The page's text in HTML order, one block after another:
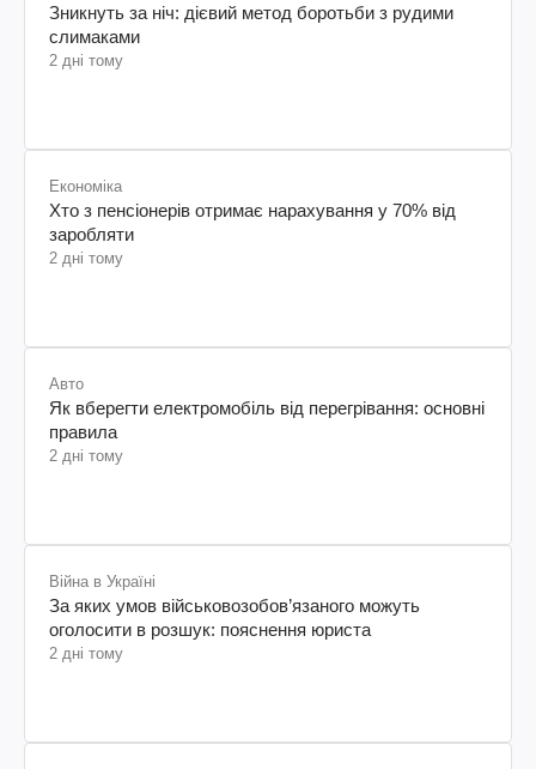
Зникнуть за ніч: дієвий метод боротьби з рудими
слимаками
2 дні тому
Економіка
Хто з пенсіонерів отримає нарахування у 70% від
заробляти
2 дні тому
Авто
Як вберегти електромобіль від перегрівання: основні
правила
2 дні тому
Війна в Україні
За яких умов військовозобов’язаного можуть
оголосити в розшук: пояснення юриста
2 дні тому